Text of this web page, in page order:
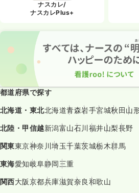
ナスカレ/
ナスカレPlus+
都道府県で探す
北海道・東北北海道青森岩手宮城秋田山
北陸・甲信越新潟富山石川福井山梨長野
関東東京神奈川埼玉千葉茨城栃木群馬
東海愛知岐阜静岡三重
関西大阪京都兵庫滋賀奈良和歌山